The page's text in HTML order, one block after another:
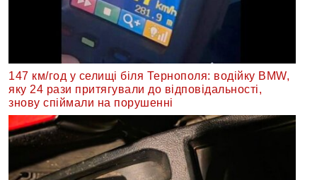
147 км/год у селищі біля Тернополя: водійку BMW,
яку 24 рази притягували до відповідальності,
знову спіймали на порушенні